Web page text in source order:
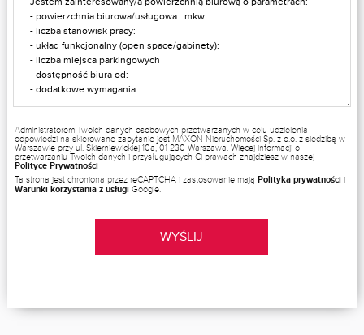
Administratorem Twoich danych osobowych przetwarzanych w celu udzielenia
odpowiedzi na skierowane zapytanie jest MAXON Nieruchomości Sp. z o.o. z siedzibą w
Warszawie przy ul. Skierniewickiej 10a, 01-230 Warszawa. Więcej informacji o
przetwarzaniu Twoich danych i przysługujących Ci prawach znajdziesz w naszej
Polityce Prywatności
Ta strona jest chroniona przez reCAPTCHA i zastosowanie mają Polityka prywatności i
Warunki korzystania z usługi Google.
WYŚLIJ